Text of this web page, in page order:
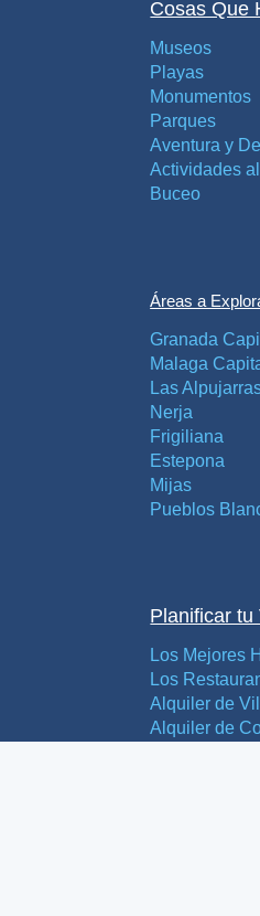
Cosas Que
Museos
Playas
Monumentos
Parques
Aventura y
Actividades
Buceo
Áreas a
Granada
Malaga
Las
Nerja
Frigiliana
Estepona
Mijas
Pueblos
Planificar tu
Los Mejores
Los
Alquiler de
Alquiler de